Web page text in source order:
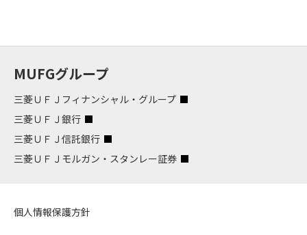
MUFGグループ
三菱ＵＦＪフィナンシャル・グループ
三菱ＵＦＪ銀行
三菱ＵＦＪ信託銀行
三菱ＵＦＪモルガン・スタンレー証券
個人情報保護方針